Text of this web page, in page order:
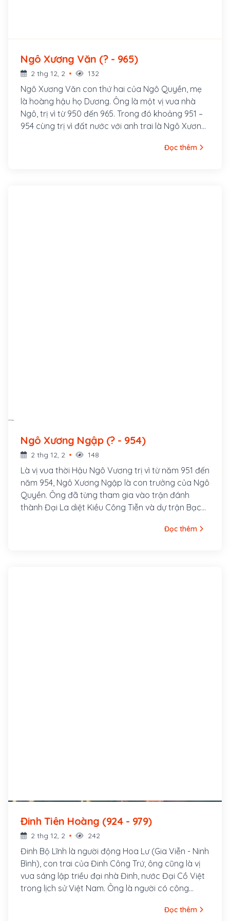
Ngô Xương Văn (? - 965)
2 thg 12, 2 132
Ngô Xương Văn con thứ hai của Ngô Quyền, mẹ
là hoàng hậu họ Dương. Ông là một vị vua nhà
Ngô, trị vì từ 950 đến 965. Trong đó khoảng 951 –
954 cùng trị vì đất nước với anh trai là Ngô Xương
Đọc thêm
Ngô Xương Ngập (? - 954)
2 thg 12, 2 148
Là vị vua thời Hậu Ngô Vương trị vì từ năm 951 đến
năm 954, Ngô Xương Ngập là con trưởng của Ngô
Quyền. Ông đã từng tham gia vào trận đánh
thành Đại La diệt Kiều Công Tiễn và dự trận Bạch
Đọc thêm
Đinh Tiên Hoàng (924 - 979)
2 thg 12, 2 242
Đinh Bộ Lĩnh là người động Hoa Lư (Gia Viễn - Ninh
Bình), con trai của Đinh Công Trứ, ông cũng là vị
vua sáng lập triều đại nhà Đinh, nước Đại Cồ Việt
trong lịch sử Việt Nam. Ông là người có công
và trở thành hoàng đế đầu tiên của Việt Nam sau
Đọc thêm